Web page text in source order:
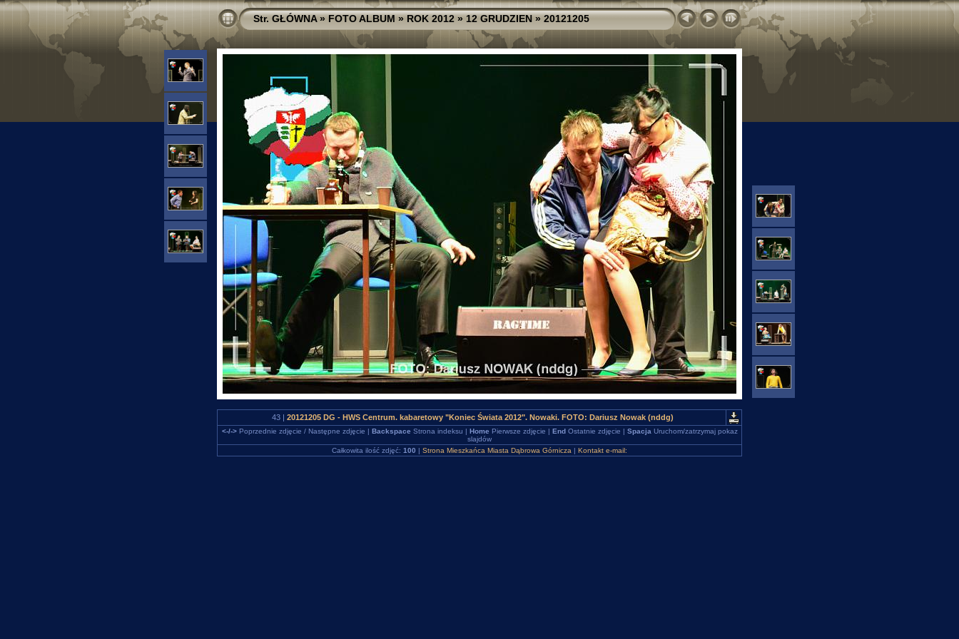
Str. GŁÓWNA»FOTO ALBUM»ROK 2012»12 GRUDZIEN»20121205
43 | 20121205 DG - HWS Centrum. kabaretowy "Koniec Świata 2012". Nowaki. FOTO: Dariusz Nowak (nddg)
<-/->Poprzednie zdjęcie / Następne zdjęcie | Backspace Strona indeksu | Home Pierwsze zdjęcie | EndOstatnie zdjęcie | Spacja Uruchom/zatrzymaj pokaz
slajdów
Całkowita ilość zdjęć: 100 | Strona Mieszkańca Miasta Dąbrowa Górnicza | Kontakt e-mail: